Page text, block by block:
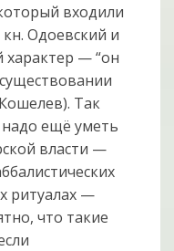
входили
Одоевский и
характер — “он
Так
ещё уметь
власти —
ритуалах —
что такие